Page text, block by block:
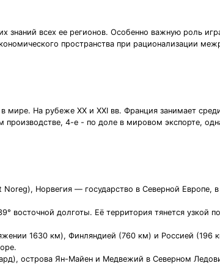
знаний всех ее регионов. Особенно важную роль
пространства при рационализации
На рубеже XX и XXI вв. Франция занимает
4-е - по доле в мировом экспорте,
Норвегия — государство в Северной Европе,
восточной долготы. Её территория тянется узкой
1630 км), Финляндией (760 км) и Россией (196
острова Ян-Майен и Медвежий в Северном